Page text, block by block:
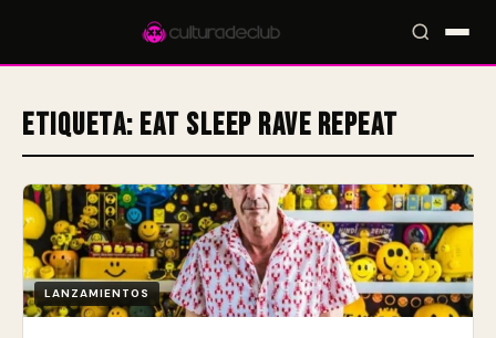
Accesos rápidos:🎪 Eventos🎤 Artistas📍 Locales📰 Radar
Etiqueta: Eat Sleep Rave Repeat
LANZAMIENTOS